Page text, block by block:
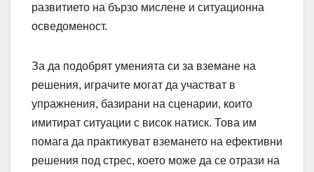
развитието на бързо мислене и ситуационна
осведоменост.
За да подобрят уменията си за вземане на
решения, играчите могат да участват в
упражнения, базирани на сценарии, които
имитират ситуации с висок натиск. Това им
помага да практикуват вземането на ефективни
решения под стрес, което може да се отрази на